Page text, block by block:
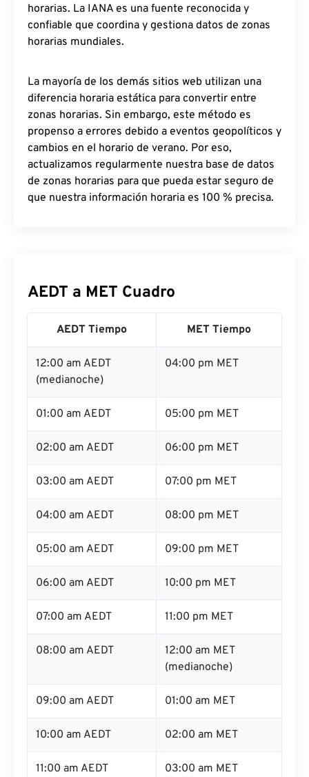
horarias. La IANA es una fuente reconocida y
confiable que coordina y gestiona datos de zonas
horarias mundiales.
La mayoría de los demás sitios web utilizan una
diferencia horaria estática para convertir entre
zonas horarias. Sin embargo, este método es
propenso a errores debido a eventos geopolíticos y
cambios en el horario de verano. Por eso,
actualizamos regularmente nuestra base de datos
de zonas horarias para que pueda estar seguro de
que nuestra información horaria es 100 % precisa.
AEDT a MET Cuadro
AEDT Tiempo MET Tiempo
12:00 am AEDT
(medianoche)
04:00 pm MET
01:00 am AEDT 05:00 pm MET
02:00 am AEDT 06:00 pm MET
03:00 am AEDT 07:00 pm MET
04:00 am AEDT 08:00 pm MET
05:00 am AEDT 09:00 pm MET
06:00 am AEDT 10:00 pm MET
07:00 am AEDT 11:00 pm MET
08:00 am AEDT
12:00 am MET
(medianoche)
09:00 am AEDT 01:00 am MET
10:00 am AEDT 02:00 am MET
11:00 am AEDT 03:00 am MET